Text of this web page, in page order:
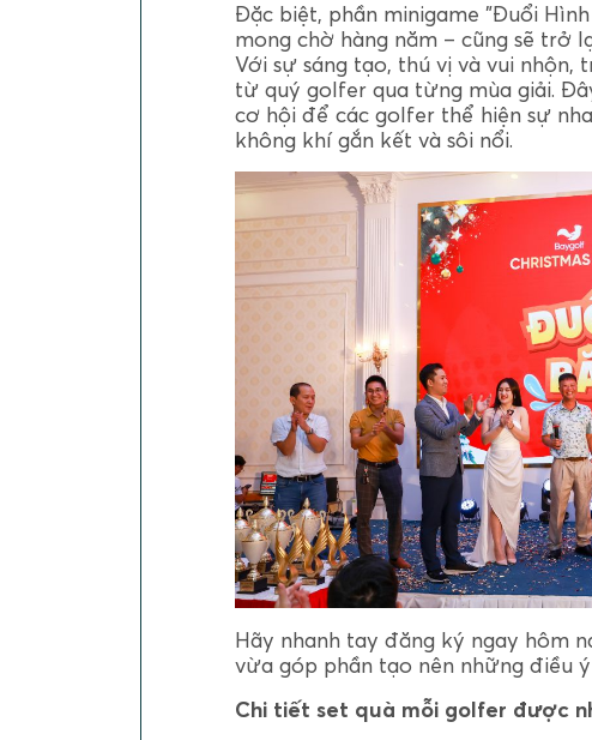
Đặc biệt, phần minigame "Đuổi
mong chờ hàng năm – cũng sẽ trở
Với sự sáng tạo, thú vị và vui
từ quý golfer qua từng mùa giải.
cơ hội để các golfer thể hiện sự
không khí gắn kết và sôi nổi.
Hãy nhanh tay đăng ký ngay hôm
vừa góp phần tạo nên những điều
Chi tiết set quà mỗi golfer được